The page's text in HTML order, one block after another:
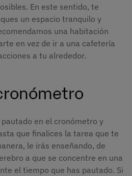
En este sentido, te
un espacio tranquilo y
una habitación
en vez de ir a una cafetería
a tu alrededor.
en el cronómetro y
que finalices la tarea que te
le irás enseñando, de
a que se concentre en una
el tiempo que has pautado. Si